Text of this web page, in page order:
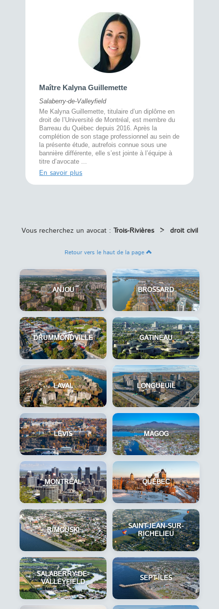
Maître Kalyna Guillemette
Salaberry-de-Valleyfield
Me Kalyna Guillemette, titulaire d’un diplôme en
droit de l’Université de Montréal, est membre du
Barreau du Québec depuis 2016. Après la
complétion de son stage professionnel au sein de
la présente étude, autrefois connue sous une
bannière différente, elle s’est jointe à l’équipe à
titre d’avocate ...
En savoir plus
Vous recherchez un avocat : Trois-Rivières > droit civil
Retour vers le haut de la page
ANJOU BROSSARD
DRUMMONDVILLE GATINEAU
LAVAL LONGUEUIL
LÉVIS MAGOG
MONTRÉAL QUÉBEC
RIMOUSKI
SAINT-JEAN-SUR-
RICHELIEU
SALABERRY-DE-
VALLEYFIELD
SEPT-ÎLES